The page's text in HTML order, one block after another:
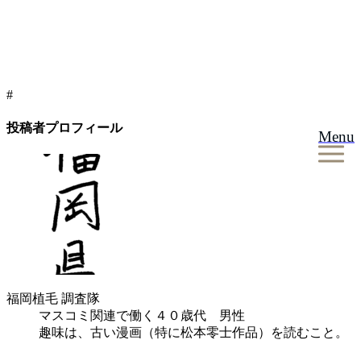
Menu
#
投稿者プロフィール
福岡植毛 調査隊
マスコミ関連で働く４０歳代 男性
趣味は、古い漫画（特に松本零士作品）を読むこと。